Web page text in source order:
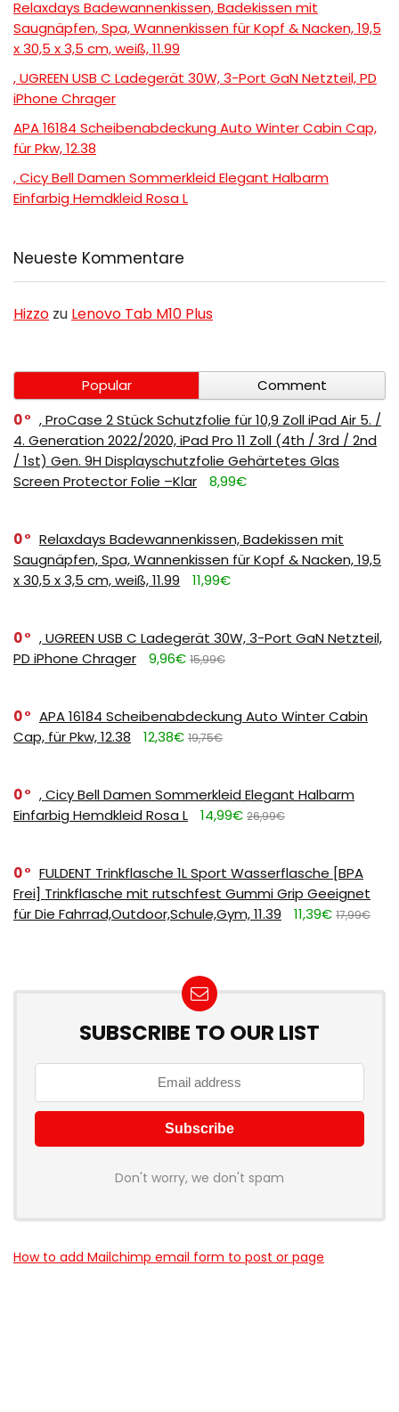
Relaxdays Badewannenkissen, Badekissen mit
Saugnäpfen, Spa, Wannenkissen für Kopf & Nacken, 19,5
x 30,5 x 3,5 cm, weiß, 11.99
, UGREEN USB C Ladegerät 30W, 3-Port GaN Netzteil, PD
iPhone Chrager
APA 16184 Scheibenabdeckung Auto Winter Cabin Cap,
für Pkw, 12.38
, Cicy Bell Damen Sommerkleid Elegant Halbarm
Einfarbig Hemdkleid Rosa L
Neueste Kommentare
Hizzo zu Lenovo Tab M10 Plus
Popular
Comment
0
, ProCase 2 Stück Schutzfolie für 10,9 Zoll iPad Air 5. /
4. Generation 2022/2020, iPad Pro 11 Zoll (4th / 3rd / 2nd
/ 1st) Gen. 9H Displayschutzfolie Gehärtetes Glas
Screen Protector Folie –Klar
8,99€
0
Relaxdays Badewannenkissen, Badekissen mit
Saugnäpfen, Spa, Wannenkissen für Kopf & Nacken, 19,5
x 30,5 x 3,5 cm, weiß, 11.99
11,99€
0
, UGREEN USB C Ladegerät 30W, 3-Port GaN Netzteil,
PD iPhone Chrager
9,96€ 15,99€
0
APA 16184 Scheibenabdeckung Auto Winter Cabin
Cap, für Pkw, 12.38
12,38€ 19,75€
0
, Cicy Bell Damen Sommerkleid Elegant Halbarm
Einfarbig Hemdkleid Rosa L
14,99€ 26,99€
0
FULDENT Trinkflasche 1L Sport Wasserflasche [BPA
Frei] Trinkflasche mit rutschfest Gummi Grip Geeignet
für Die Fahrrad,Outdoor,Schule,Gym, 11.39
11,39€ 17,99€
SUBSCRIBE TO OUR LIST
Don't worry, we don't spam
How to add Mailchimp email form to post or page